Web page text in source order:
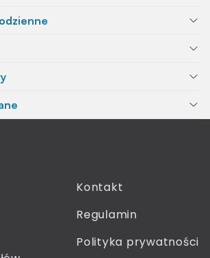
Kontakt
Regulamin
Polityka prywatności